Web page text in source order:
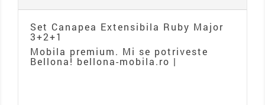
Set Canapea Extensibila Ruby Major
3+2+1
Mobila premium. Mi se potriveste
Bellona! bellona-mobila.ro |